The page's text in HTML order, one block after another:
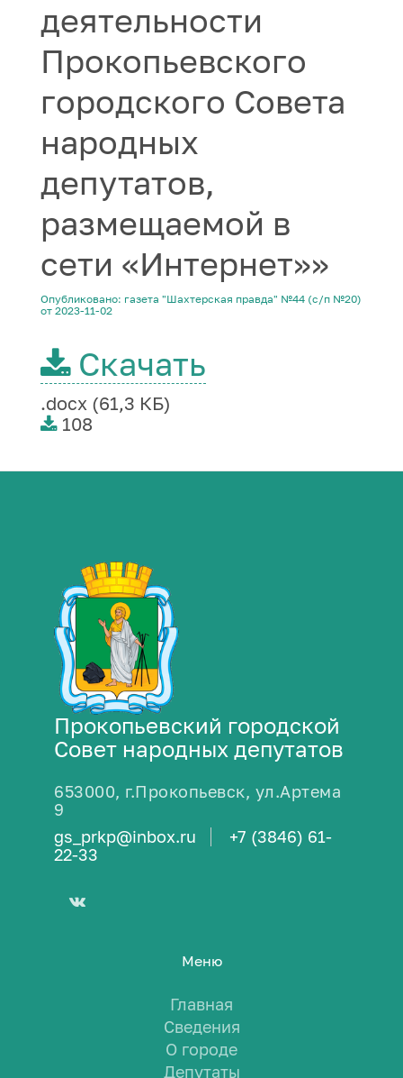
деятельности
Прокопьевского
городского Совета
народных
депутатов,
размещаемой в
сети «Интернет»»
Опубликовано: газета "Шахтерская правда" №44 (с/п №20)
от 2023-11-02
Скачать
.docx (61,3 КБ)
108
Прокопьевский городской
Совет народных депутатов
653000, г.Прокопьевск, ул.Артема
9
gs_prkp@inbox.ru
+7 (3846) 61-
22-33
Меню
Главная
Сведения
О городе
Депутаты